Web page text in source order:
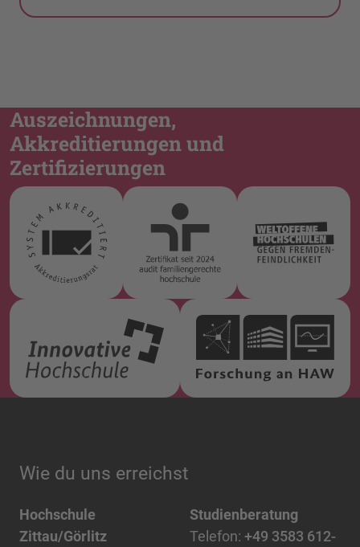
Auszeichnungen,
Akkreditierungen und
Zertifizierungen
Wie du uns erreichst
Hochschule
Zittau/Görlitz
Studienberatung
Telefon: +49 3583 612-